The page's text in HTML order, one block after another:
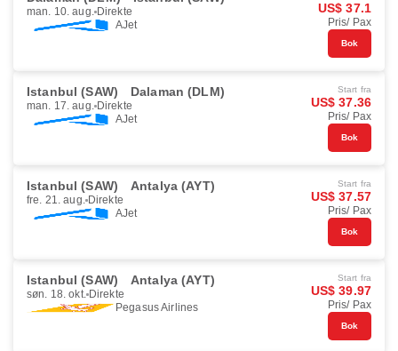
man. 10. aug. Direkte
AJet
US$ 37.1
Pris/ Pax
Bok
Istanbul (SAW) Dalaman (DLM)
man. 17. aug. Direkte
AJet
Start fra
US$ 37.36
Pris/ Pax
Bok
Istanbul (SAW) Antalya (AYT)
fre. 21. aug. Direkte
AJet
Start fra
US$ 37.57
Pris/ Pax
Bok
Istanbul (SAW) Antalya (AYT)
søn. 18. okt. Direkte
Pegasus Airlines
Start fra
US$ 39.97
Pris/ Pax
Bok